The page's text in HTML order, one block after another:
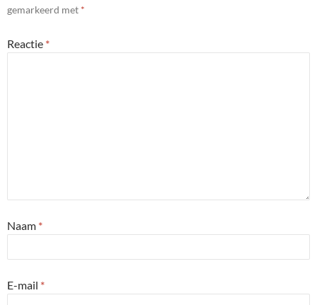
gemarkeerd met *
Reactie *
Naam *
E-mail *